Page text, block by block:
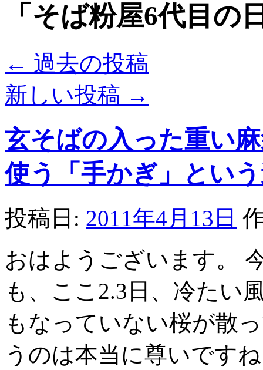
「 そば粉屋6代目の
← 過去の投稿
新しい投稿 →
玄そばの入った重い
使う「手かぎ」とい
投稿日: 2011年4月13日
おはようございます。
も、ここ2.3日、冷たい
もなっていない桜が散
うのは本当に尊いです